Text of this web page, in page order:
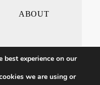
ABOUT
best experience on our
we are using or